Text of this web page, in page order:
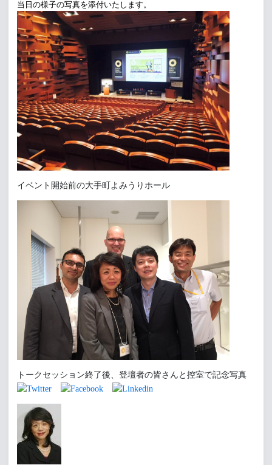
当日の様子の写真を添付いたします。
イベント開始前の大手町よみうりホール
トークセッション終了後、登壇者の皆さんと控室で記念写真